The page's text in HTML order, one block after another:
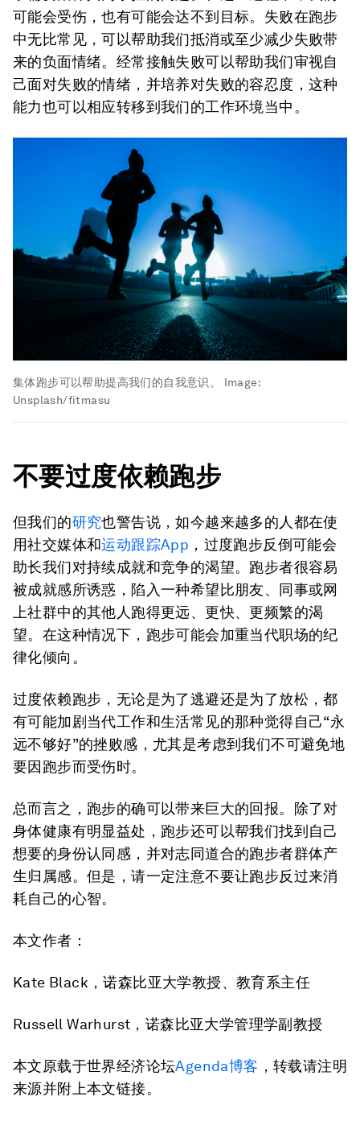
可能会受伤，也有可能会达不到目标。失败在跑步
中无比常见，可以帮助我们抵消或至少减少失败带
来的负面情绪。经常接触失败可以帮助我们审视自
己面对失败的情绪，并培养对失败的容忍度，这种
能力也可以相应转移到我们的工作环境当中。
集体跑步可以帮助提高我们的自我意识。
Image:
Unsplash/fitmasu
不要过度依赖跑步
但我们的研究也警告说，如今越来越多的人都在使
用社交媒体和运动跟踪App ，过度跑步反倒可能会
助长我们对持续成就和竞争的渴望。跑步者很容易
被成就感所诱惑，陷入一种希望比朋友、同事或网
上社群中的其他人跑得更远、更快、更频繁的渴
望。在这种情况下，跑步可能会加重当代职场的纪
律化倾向。
过度依赖跑步，无论是为了逃避还是为了放松，都
有可能加剧当代工作和生活常见的那种觉得自己“永
远不够好”的挫败感，尤其是考虑到我们不可避免地
要因跑步而受伤时。
总而言之，跑步的确可以带来巨大的回报。除了对
身体健康有明显益处，跑步还可以帮我们找到自己
想要的身份认同感，并对志同道合的跑步者群体产
生归属感。但是，请一定注意不要让跑步反过来消
耗自己的心智。
本文作者：
Kate Black，诺森比亚大学教授、教育系主任
Russell Warhurst，诺森比亚大学管理学副教授
本文原载于世界经济论坛Agenda博客 ，转载请注明
来源并附上本文链接。